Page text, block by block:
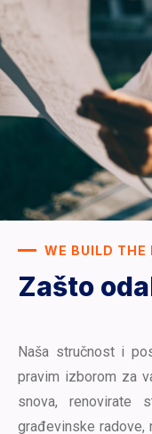
WE BUILD THE
Zašto
Naša stručnost i
pravim izborom za
snova, renovirate
građevinske radove,